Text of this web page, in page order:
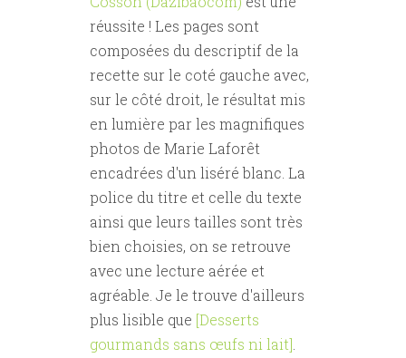
réussite ! Les pages sont
composées du descriptif de la
recette sur le coté gauche avec,
sur le côté droit, le résultat mis
en lumière par les magnifiques
photos de Marie Laforêt
encadrées d'un liséré blanc. La
police du titre et celle du texte
ainsi que leurs tailles sont très
bien choisies, on se retrouve
avec une lecture aérée et
agréable. Je le trouve d'ailleurs
plus lisible que [Desserts
gourmands sans œufs ni lait].